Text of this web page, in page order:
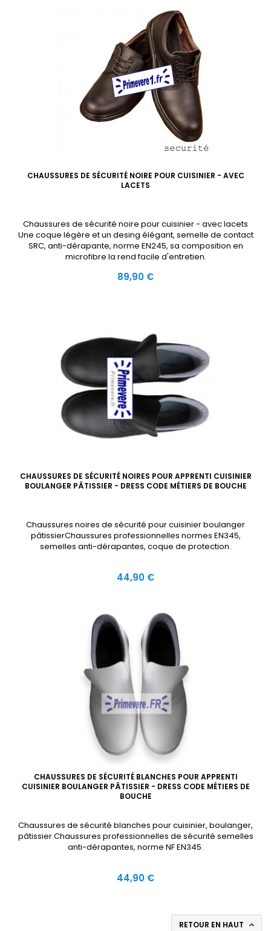
CHAUSSURES DE SÉCURITÉ NOIRE POUR CUISINIER - AVEC
LACETS
Chaussures de sécurité noire pour cuisinier - avec lacets
Une coque légère et un desing élégant, semelle de contact
SRC, anti-dérapante, norme EN245, sa composition en
microfibre la rend facile d'entretien.
Prix
89,90 €
CHAUSSURES DE SÉCURITÉ NOIRES POUR APPRENTI CUISINIER
BOULANGER PÂTISSIER - DRESS CODE MÉTIERS DE BOUCHE
Chaussures noires de sécurité pour cuisinier boulanger
pâtissierChaussures professionnelles normes EN345,
semelles anti-dérapantes, coque de protection.
Prix
44,90 €
CHAUSSURES DE SÉCURITÉ BLANCHES POUR APPRENTI
CUISINIER BOULANGER PÂTISSIER - DRESS CODE MÉTIERS DE
BOUCHE
Chaussures de sécurité blanches pour cuisinier, boulanger,
pâtissier.Chaussures professionnelles de sécurité semelles
anti-dérapantes, norme NF EN345.
Prix
44,90 €
RETOUR EN HAUT 